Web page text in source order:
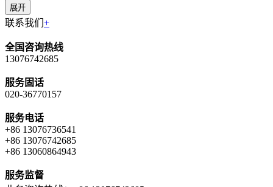
展开
联系我们 +
全国咨询热线
13076742685
服务固话
020-36770157
服务电话
+86 13076736541
+86 13076742685
+86 13060864943
服务监督